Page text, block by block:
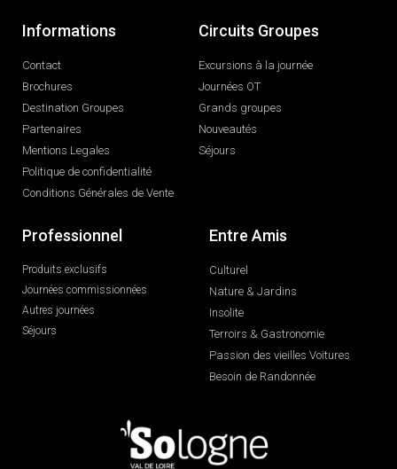
Informations
Contact
Brochures
Destination Groupes
Partenaires
Mentions Legales
Politique de confidentialité
Conditions Générales de Vente
Circuits Groupes
Excursions à la journée
Journées OT
Grands groupes
Nouveautés
Séjours
Professionnel
Produits exclusifs
Journées commissionnées
Autres journées
Séjours
Entre Amis
Culturel
Nature & Jardins
Insolite
Terroirs & Gastronomie
Passion des vieilles Voitures
Besoin de Randonnée